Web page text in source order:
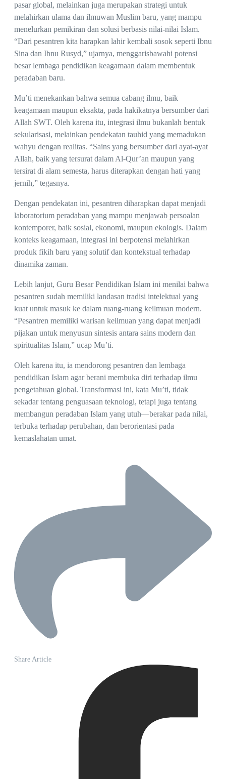
pasar global, melainkan juga merupakan strategi untuk
melahirkan ulama dan ilmuwan Muslim baru, yang mampu
menelurkan pemikiran dan solusi berbasis nilai-nilai Islam.
“Dari pesantren kita harapkan lahir kembali sosok seperti Ibnu
Sina dan Ibnu Rusyd,” ujarnya, menggarisbawahi potensi
besar lembaga pendidikan keagamaan dalam membentuk
peradaban baru.
Mu’ti menekankan bahwa semua cabang ilmu, baik
keagamaan maupun eksakta, pada hakikatnya bersumber dari
Allah SWT. Oleh karena itu, integrasi ilmu bukanlah bentuk
sekularisasi, melainkan pendekatan tauhid yang memadukan
wahyu dengan realitas. “Sains yang bersumber dari ayat-ayat
Allah, baik yang tersurat dalam Al-Qur’an maupun yang
tersirat di alam semesta, harus diterapkan dengan hati yang
jernih,” tegasnya.
Dengan pendekatan ini, pesantren diharapkan dapat menjadi
laboratorium peradaban yang mampu menjawab persoalan
kontemporer, baik sosial, ekonomi, maupun ekologis. Dalam
konteks keagamaan, integrasi ini berpotensi melahirkan
produk fikih baru yang solutif dan kontekstual terhadap
dinamika zaman.
Lebih lanjut, Guru Besar Pendidikan Islam ini menilai bahwa
pesantren sudah memiliki landasan tradisi intelektual yang
kuat untuk masuk ke dalam ruang-ruang keilmuan modern.
“Pesantren memiliki warisan keilmuan yang dapat menjadi
pijakan untuk menyusun sintesis antara sains modern dan
spiritualitas Islam,” ucap Mu’ti.
Oleh karena itu, ia mendorong pesantren dan lembaga
pendidikan Islam agar berani membuka diri terhadap ilmu
pengetahuan global. Transformasi ini, kata Mu’ti, tidak
sekadar tentang penguasaan teknologi, tetapi juga tentang
membangun peradaban Islam yang utuh—berakar pada nilai,
terbuka terhadap perubahan, dan berorientasi pada
kemaslahatan umat.
Share Article